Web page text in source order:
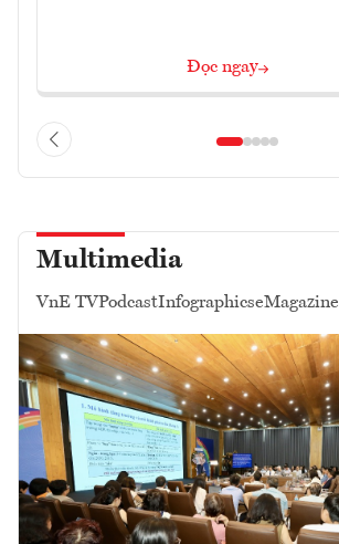
Đọc ngay
Multimedia
VnE TVPodcastInfographicseMagazine